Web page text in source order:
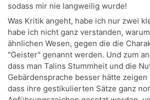
sodass mir nie langweilig wurde!
Was Kritik angeht, habe ich nur zwei
habe ich nicht ganz verstanden,
ähnlichen Wesen, gegen die die
"Geister" genannt werden. Und zum
dass man Talins Stummheit und die
Gebärdensprache besser hätte zeigen
dass ihre gestikulierten Sätze ganz